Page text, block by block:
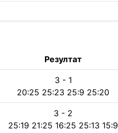
Резултат
3 - 1
20:25 25:23 25:9 25:20
3 - 2
25:19 21:25 16:25 25:13 15:9